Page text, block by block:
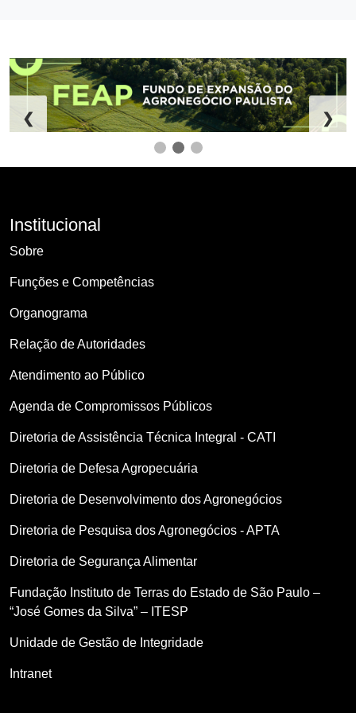
❮ ❯
Institucional
Sobre
Funções e Competências
Organograma
Relação de Autoridades
Atendimento ao Público
Agenda de Compromissos Públicos
Diretoria de Assistência Técnica Integral - CATI
Diretoria de Defesa Agropecuária
Diretoria de Desenvolvimento dos Agronegócios
Diretoria de Pesquisa dos Agronegócios - APTA
Diretoria de Segurança Alimentar
Fundação Instituto de Terras do Estado de São Paulo –
“José Gomes da Silva” – ITESP
Unidade de Gestão de Integridade
Intranet